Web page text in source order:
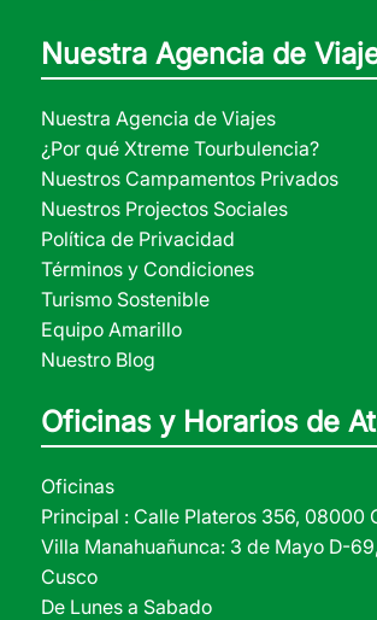
Nuestra Agencia de
Nuestra Agencia de Viajes
¿Por qué Xtreme Tourbulencia?
Nuestros Campamentos Privados
Nuestros Projectos Sociales
Política de Privacidad
Términos y Condiciones
Turismo Sostenible
Equipo Amarillo
Nuestro Blog
Oficinas y Horarios de
Oficinas
Principal : Calle Plateros 356, 08000
Villa Manahuañunca: 3 de Mayo D-
Cusco
De Lunes a Sabado